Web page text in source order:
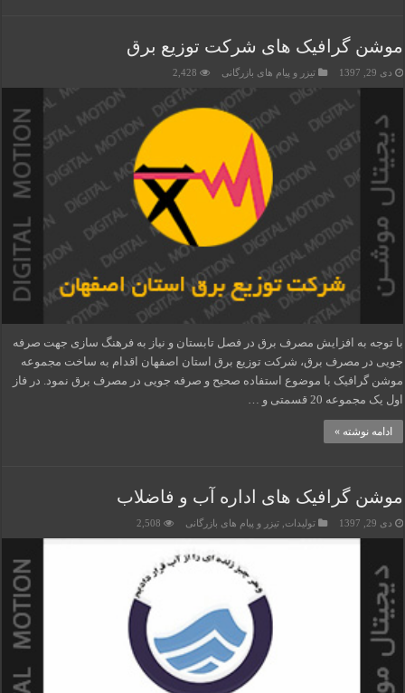
موشن گرافیک های شرکت توزیع برق
دی 29, 1397 تیزر و پیام های بازرگانی 2,428
با توجه به افزایش مصرف برق در فصل تابستان و نیاز به فرهنگ سازی جهت صرفه
جویی در مصرف برق، شرکت توزیع برق استان اصفهان اقدام به ساخت مجموعه
موشن گرافیک با موضوع استفاده صحیح و صرفه جویی در مصرف برق نمود. در فاز
اول یک مجموعه 20 قسمتی و …
ادامه نوشته »
موشن گرافیک های اداره آب و فاضلاب
دی 29, 1397 تولیدات ,تیزر و پیام های بازرگانی 2,508